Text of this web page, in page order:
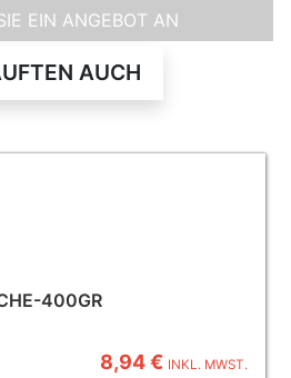
EIN ANGEBOT AN
AUCH
400GR
8,94 € INKL. MWST.